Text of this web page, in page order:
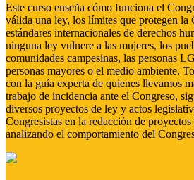
Este curso enseña cómo funciona el
válida una ley, los límites que protegen la
estándares internacionales de derechos
ninguna ley vulnere a las mujeres, los
comunidades campesinas, las personas
personas mayores o el medio ambiente.
con la guía experta de quienes llevamos
trabajo de incidencia ante el Congreso,
diversos proyectos de ley y actos
Congresistas en la redacción de
analizando el comportamiento del